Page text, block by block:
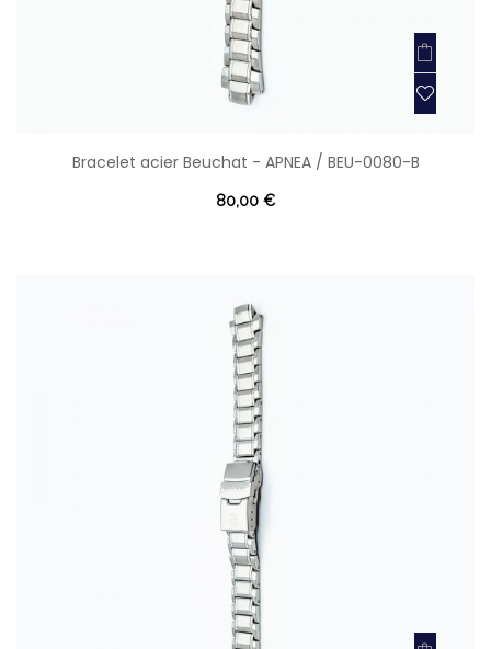
Bracelet acier Beuchat - APNEA / BEU-0080-B
80,00 €